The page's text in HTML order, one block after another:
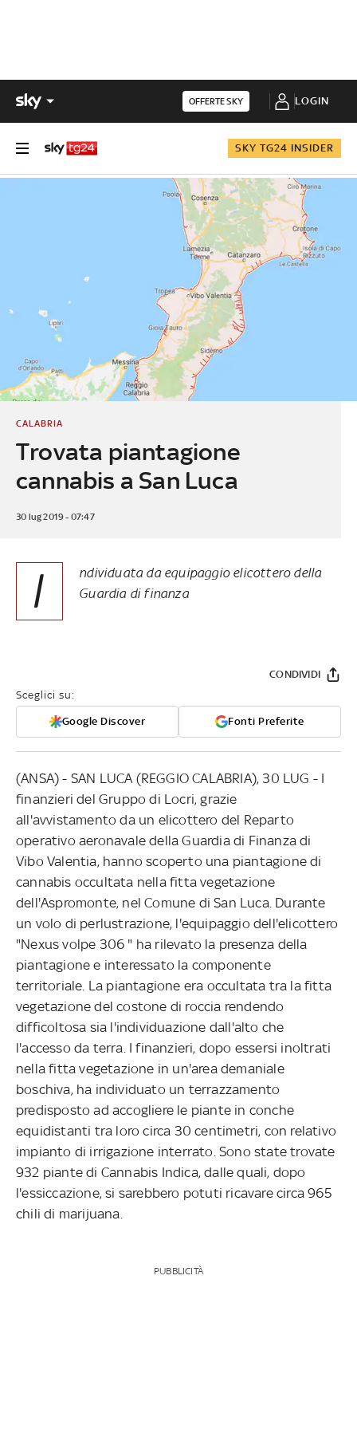
OFFERTE SKY LOGIN
SKY TG24 INSIDER
Trovata piantagione
cannabis a San Luca
CALABRIA
30 lug 2019 - 07:47
I
ndividuata da equipaggio elicottero della
Guardia di finanza
Sceglici su:
Google Discover Fonti Preferite
CONDIVIDI
(ANSA) - SAN LUCA (REGGIO CALABRIA), 30 LUG - I
finanzieri del Gruppo di Locri, grazie
all'avvistamento da un elicottero del Reparto
operativo aeronavale della Guardia di Finanza di
Vibo Valentia, hanno scoperto una piantagione di
cannabis occultata nella fitta vegetazione
dell'Aspromonte, nel Comune di San Luca. Durante
un volo di perlustrazione, l'equipaggio dell'elicottero
"Nexus volpe 306 " ha rilevato la presenza della
piantagione e interessato la componente
territoriale. La piantagione era occultata tra la fitta
vegetazione del costone di roccia rendendo
difficoltosa sia l'individuazione dall'alto che
l'accesso da terra. I finanzieri, dopo essersi inoltrati
nella fitta vegetazione in un'area demaniale
boschiva, ha individuato un terrazzamento
predisposto ad accogliere le piante in conche
equidistanti tra loro circa 30 centimetri, con relativo
impianto di irrigazione interrato. Sono state trovate
932 piante di Cannabis Indica, dalle quali, dopo
l'essiccazione, si sarebbero potuti ricavare circa 965
chili di marijuana.
PUBBLICITÀ